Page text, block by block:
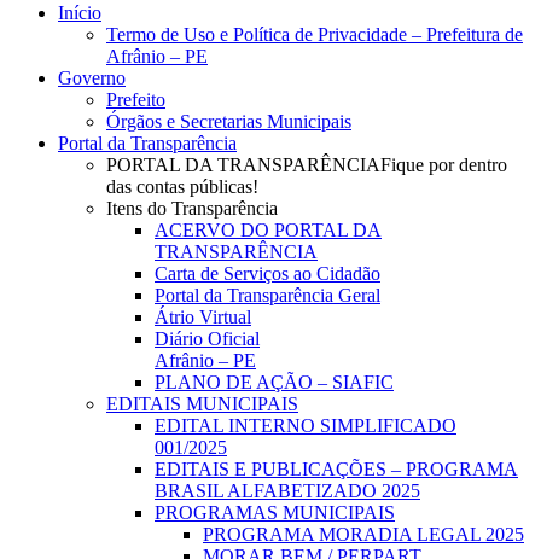
Close
Início
Termo de Uso e Política de Privacidade – Prefeitura de
Afrânio – PE
Governo
Prefeito
Órgãos e Secretarias Municipais
Portal da Transparência
PORTAL DA TRANSPARÊNCIAFique por dentro
das contas públicas!
Itens do Transparência
ACERVO DO PORTAL DA
TRANSPARÊNCIA
Carta de Serviços ao Cidadão
Portal da Transparência Geral
Átrio Virtual
Diário Oficial
Afrânio – PE
PLANO DE AÇÃO – SIAFIC
EDITAIS MUNICIPAIS
EDITAL INTERNO SIMPLIFICADO
001/2025
EDITAIS E PUBLICAÇÕES – PROGRAMA
BRASIL ALFABETIZADO 2025
PROGRAMAS MUNICIPAIS
PROGRAMA MORADIA LEGAL 2025